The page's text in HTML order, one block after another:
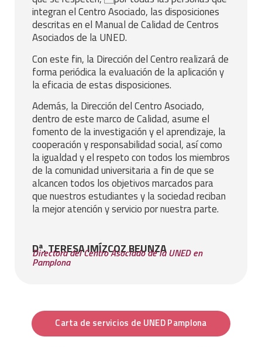
integran el Centro Asociado, las disposiciones
descritas en el Manual de Calidad de Centros
Asociados de la UNED.
Con este fin, la Dirección del Centro realizará de
forma periódica la evaluación de la aplicación y
la eficacia de estas disposiciones.
Además, la Dirección del Centro Asociado,
dentro de este marco de Calidad, asume el
fomento de la investigación y el aprendizaje, la
cooperación y responsabilidad social, así como
la igualdad y el respeto con todos los miembros
de la comunidad universitaria a fin de que se
alcancen todos los objetivos marcados para
que nuestros estudiantes y la sociedad reciban
la mejor atención y servicio por nuestra parte.
Dª. TERESA IMÍZCOZ BEUNZA
Directora del Centro Asociado de la UNED en
Pamplona
Carta de servicios de UNED Pamplona